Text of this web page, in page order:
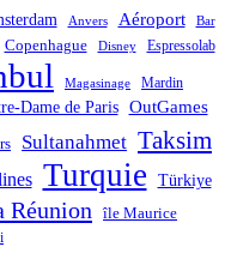
Anvers Aéroport Bar
Copenhague Disney Espressolab
Magasinage Mardin
Dame de Paris OutGames
Sultanahmet Taksim
Turquie Türkiye
Réunion
île Maurice